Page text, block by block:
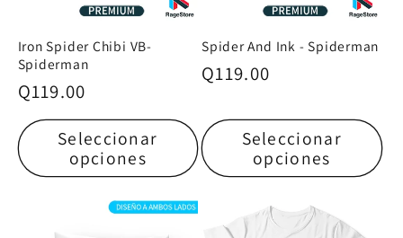
Iron Spider Chibi VB-
Spiderman
Precio
habitual
Q119.00
Seleccionar
opciones
Spider And Ink - Spiderman
Precio
Q119.00
Seleccionar
opciones